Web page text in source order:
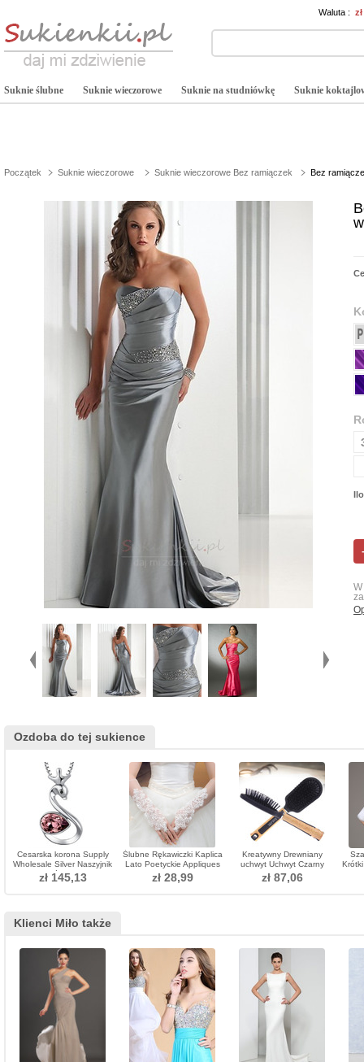
Waluta :
Suknie ślubne Suknie wieczorowe Suknie na studniówkę Suknie
Początek Suknie wieczorowe Suknie wieczorowe Bez ramiączek Bez
Ozdoba do tej sukience
Cesarska korona Supply
Wholesale Silver Naszyjnik
Z Kreskówek Kobiet
zł 145,13
Ślubne Rękawiczki Kaplica
Lato Poetyckie Appliques
Tulle
zł 28,99
Kreatywny Drewniany
uchwyt Uchwyt Czarny
Hurtowy Masaż Małe
Adornment
zł 87,06
Klienci Miło także